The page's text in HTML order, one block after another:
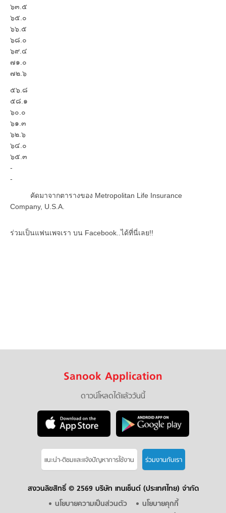
๖๓.๕
๖๕.๐
๖๖.๕
๖๘.๐
๖๙.๔
๗๑.๐
๗๒.๖
๕๖.๘
๕๘.๑
๖๐.๐
๖๑.๓
๖๒.๖
๖๔.๐
๖๕.๓
-
-
คัดมาจากตารางของ Metropolitan Life Insurance
Company, U.S.A.
ร่วมเป็นแฟนเพจเรา บน Facebook..ได้ที่นี่เลย!!
Sanook Application
ดาวน์โหลดได้แล้ววันนี้
แนะนำ-ติชมเเละแจ้งปัญหาการใช้งาน ร่วมงานกับเรา
สงวนลิขสิทธิ์ © 2569 บริษัท เทนเซ็นต์ (ประเทศไทย) จำกัด
นโยบายความเป็นส่วนตัว
นโยบายคุกกี้